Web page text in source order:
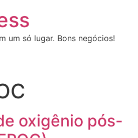
um só lugar. Bons negócios!
oxigênio pós-